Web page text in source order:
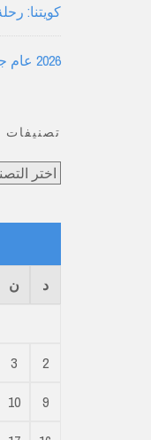
كويتنا:
2026 عام جديد وبداية جديدة
تصنيفات
تصنيفات
د ن
2
3
9
10